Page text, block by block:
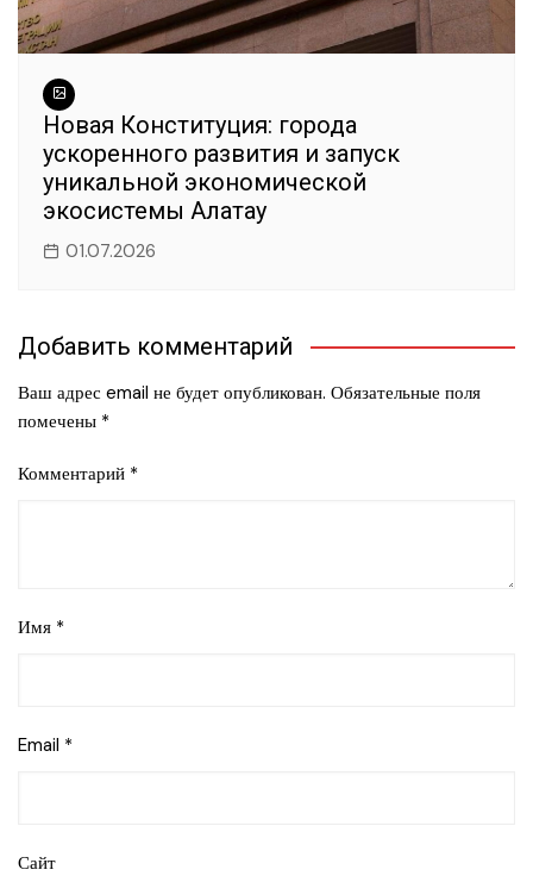
Новая Конституция: города
ускоренного развития и запуск
уникальной экономической
экосистемы Алатау
01.07.2026
Добавить комментарий
Ваш адрес email не будет опубликован. Обязательные поля
помечены *
Комментарий *
Имя *
Email *
Сайт